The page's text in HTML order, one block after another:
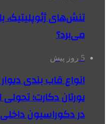
تنش‌های ژئوپلیتیک،
می‌برد؟
5 روز پیش
انواع قاب بندی
یورتان دکارت؛
در دکوراسیون داخلی